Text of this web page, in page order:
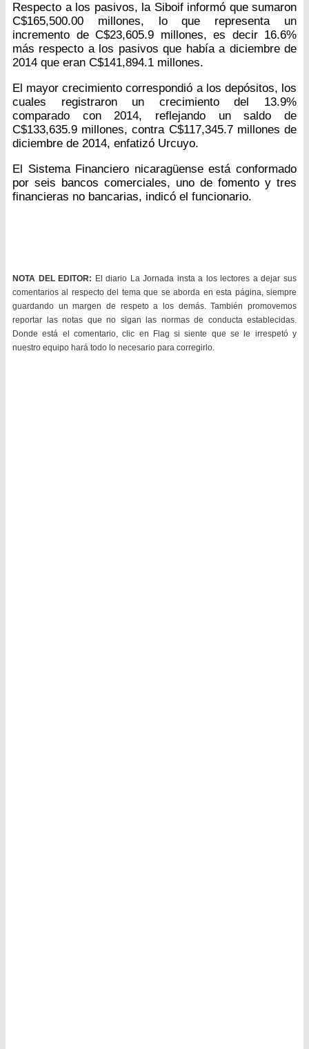
Respecto a los pasivos, la Siboif informó que sumaron
C$165,500.00 millones, lo que representa un
incremento de C$23,605.9 millones, es decir 16.6%
más respecto a los pasivos que había a diciembre de
2014 que eran C$141,894.1 millones.
El mayor crecimiento correspondió a los depósitos, los
cuales registraron un crecimiento del 13.9%
comparado con 2014, reflejando un saldo de
C$133,635.9 millones, contra C$117,345.7 millones de
diciembre de 2014, enfatizó Urcuyo.
El Sistema Financiero nicaragüense está conformado
por seis bancos comerciales, uno de fomento y tres
financieras no bancarias, indicó el funcionario.
NOTA DEL EDITOR: El diario La Jornada insta a los lectores a dejar sus
comentarios al respecto del tema que se aborda en esta página, siempre
guardando un margen de respeto a los demás. También promovemos
reportar las notas que no sigan las normas de conducta establecidas.
Donde está el comentario, clic en Flag si siente que se le irrespetó y
nuestro equipo hará todo lo necesario para corregirlo.